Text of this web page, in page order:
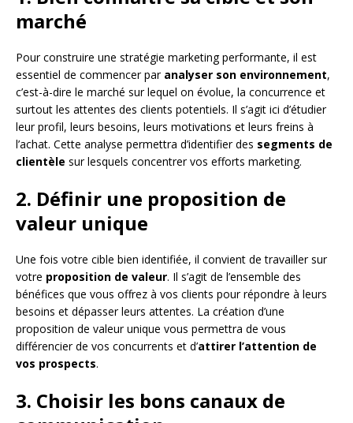
marché
Pour construire une stratégie marketing performante, il est
essentiel de commencer par analyser son environnement,
c’est-à-dire le marché sur lequel on évolue, la concurrence et
surtout les attentes des clients potentiels. Il s’agit ici d’étudier
leur profil, leurs besoins, leurs motivations et leurs freins à
l’achat. Cette analyse permettra d’identifier des segments de
clientèle sur lesquels concentrer vos efforts marketing.
2. Définir une proposition de
valeur unique
Une fois votre cible bien identifiée, il convient de travailler sur
votre proposition de valeur. Il s’agit de l’ensemble des
bénéfices que vous offrez à vos clients pour répondre à leurs
besoins et dépasser leurs attentes. La création d’une
proposition de valeur unique vous permettra de vous
différencier de vos concurrents et d’attirer l’attention de
vos prospects.
3. Choisir les bons canaux de